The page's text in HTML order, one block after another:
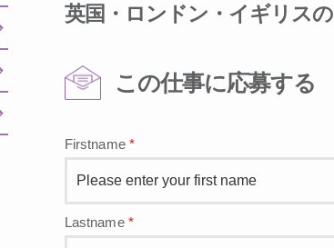
英国・ロンドン・イギリスの
この仕事に応募する
Firstname *
Lastname *